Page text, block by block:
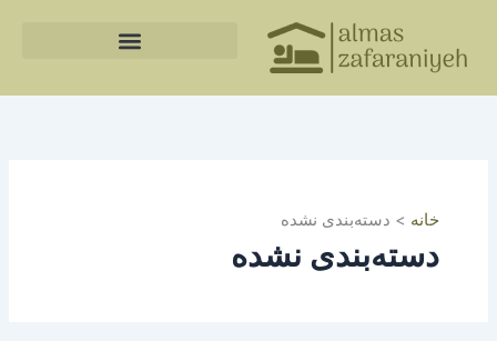
محتوا
خانه > دسته‌بندی نشده
دسته‌بندی نشده